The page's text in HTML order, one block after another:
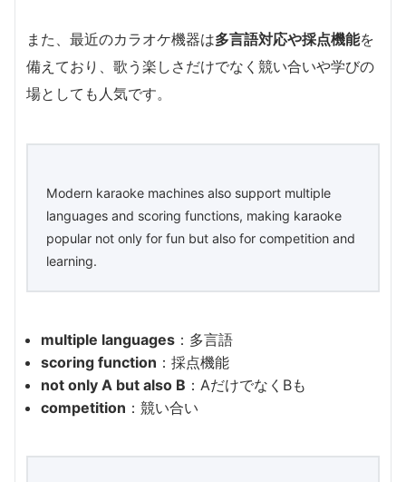
また、最近のカラオケ機器は多言語対応や採点機能を
備えており、歌う楽しさだけでなく競い合いや学びの
場としても人気です。
Modern karaoke machines also support multiple
languages and scoring functions, making karaoke
popular not only for fun but also for competition and
learning.
multiple languages ：多言語
scoring function ：採点機能
not only A but also B ：AだけでなくBも
competition ：競い合い